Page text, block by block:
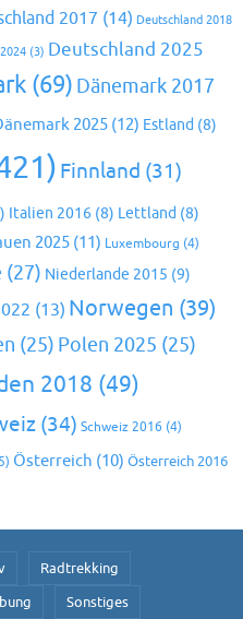
2017 (14) Deutschland 2018
(3) Deutschland 2025
(69) Dänemark 2017
2025(12) Estland (8)
Finnland (31)
Italien 2016 (8) Lettland (8)
2025(11) Luxembourg (4)
(27) Niederlande 2015 (9)
(13) Norwegen (39)
(25) Polen 2025 (25)
2018 (49)
(34) Schweiz 2016 (4)
Österreich (10) Österreich 2016
Radtrekking
Sonstiges